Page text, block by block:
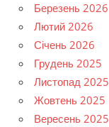
Березень 2026
Лютий 2026
Січень 2026
Грудень 2025
Листопад 2025
Жовтень 2025
Вересень 2025